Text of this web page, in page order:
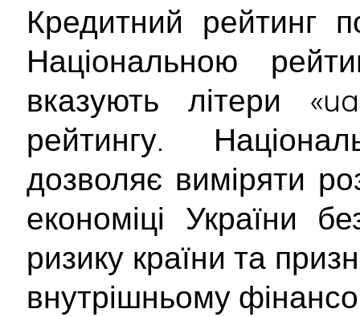
Кредитний рейтинг
Національною
вказують літери
рейтингу.
дозволяє виміряти
економіці України
ризику країни та
внутрішньому